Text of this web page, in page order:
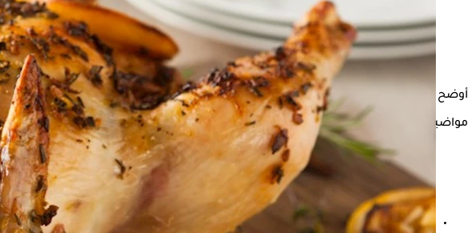
أوضح الدكتور حسام موافي، أستاذ الحالات الحرجة بكلية طب قصر العيني، أن هناك جزءًا في
مواضيع ذات صلة